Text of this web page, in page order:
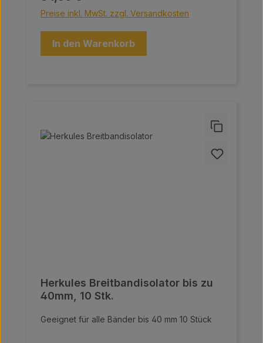
Preise inkl. MwSt. zzgl. Versandkosten
In den Warenkorb
Herkules Breitbandisolator bis zu
40mm, 10 Stk.
Geeignet für alle Bänder bis 40 mm 10 Stück